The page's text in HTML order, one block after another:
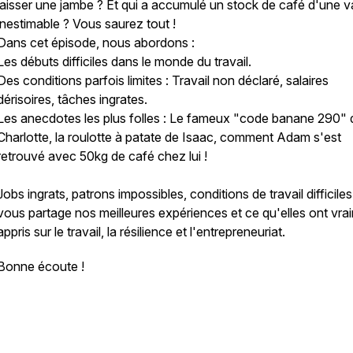
une jambe ? Et qui a accumulé un stock de café d'une
? Vous saurez tout !
cet épisode, nous abordons :
débuts difficiles dans le monde du travail.
conditions parfois limites : Travail non déclaré, salaires
tâches ingrates.
anecdotes les plus folles : Le fameux "code banane 290"
la roulotte à patate de Isaac, comment Adam s'est
avec 50kg de café chez lui !
ingrats, patrons impossibles, conditions de travail
partage nos meilleures expériences et ce qu'elles ont
sur le travail, la résilience et l'entrepreneuriat.
écoute !